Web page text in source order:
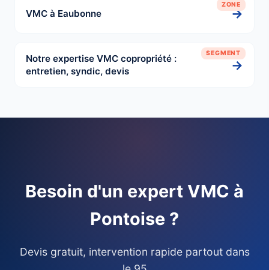
ZONE
VMC à Eaubonne →
SEGMENT
Notre expertise VMC copropriété :
entretien, syndic, devis
→
Besoin d'un expert VMC à
Pontoise ?
Devis gratuit, intervention rapide partout dans